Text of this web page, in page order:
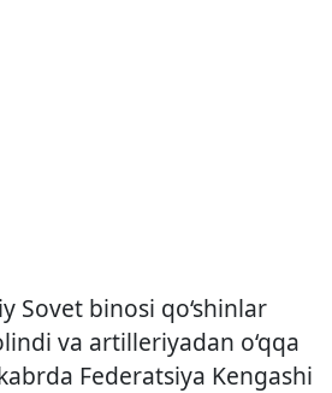
Sovet binosi qo‘shinlar
va artilleriyadan o‘qqa
Federatsiya Kengashi